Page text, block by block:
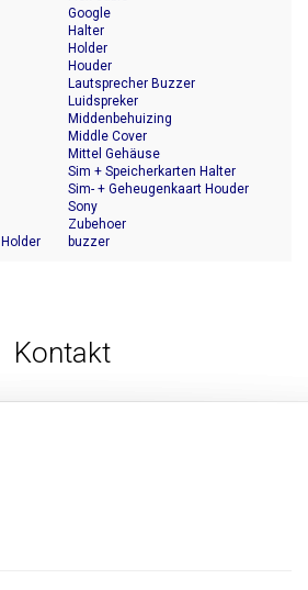
Google
Halter
Holder
Houder
Lautsprecher Buzzer
Luidspreker
Middenbehuizing
Middle Cover
Mittel Gehäuse
Sim + Speicherkarten Halter
Sim- + Geheugenkaart Houder
Sony
Zubehoer
buzzer
Kontakt